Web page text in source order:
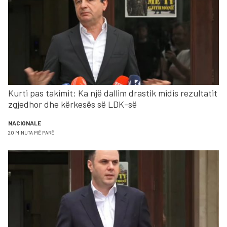
Kurti pas takimit: Ka një dallim drastik midis rezultatit
zgjedhor dhe kërkesës së LDK-së
NACIONALE
20 MINUTA MË PARË